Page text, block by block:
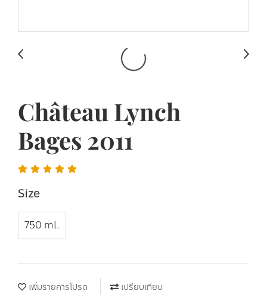
Château Lynch
Bages 2011
Size
750 ml.
เพิ่มรายการโปรด เปรียบเทียบ